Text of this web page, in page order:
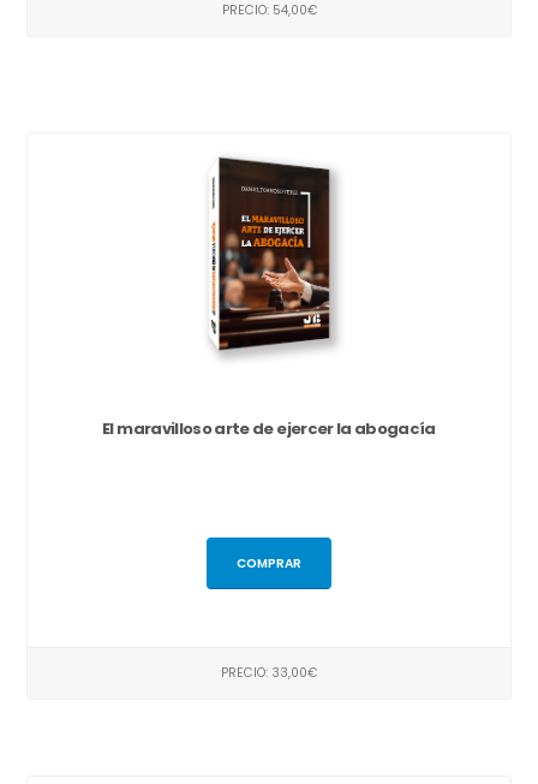
PRECIO: 54,00€
El maravilloso arte de ejercer la abogacía
COMPRAR
PRECIO: 33,00€